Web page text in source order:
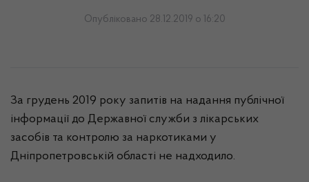
Опубліковано 28.12.2019 о 16:20
За грудень 2019 року запитів на надання публічної
інформації до Державної служби з лікарських
засобів та контролю за наркотиками у
Дніпропетровській області не надходило.